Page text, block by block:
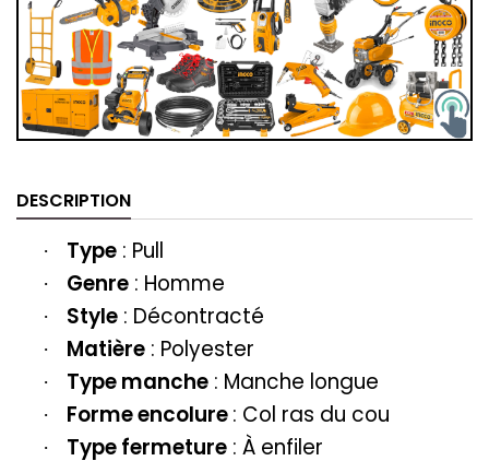
DESCRIPTION
· Type : Pull
· Genre : Homme
· Style : Décontracté
· Matière : Polyester
· Type manche : Manche longue
· Forme encolure: Col ras du cou
· Type fermeture : À enfiler